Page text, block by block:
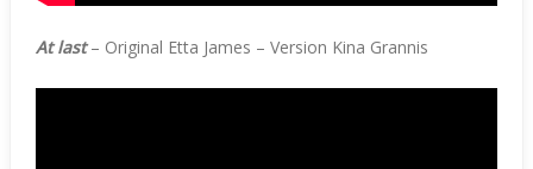
At last– Original Etta James – Version Kina Grannis